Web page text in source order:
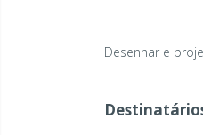
Desenhar e